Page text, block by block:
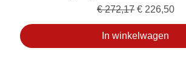
Normale prijs
€ 272,17 Verkoopprijs
€ 226,50
In winkelwagen